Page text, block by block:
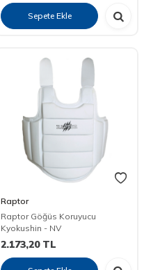
Sepete Ekle
Raptor
Raptor Göğüs Koruyucu
Kyokushin - NV
2.173,20TL